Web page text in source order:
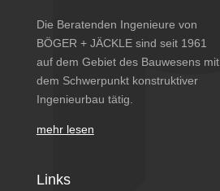
Die Beratenden Ingenieure von
BÖGER + JÄCKLE sind seit 1961
auf dem Gebiet des Bauwesens mit
dem Schwerpunkt konstruktiver
Ingenieurbau tätig.
mehr lesen
Links